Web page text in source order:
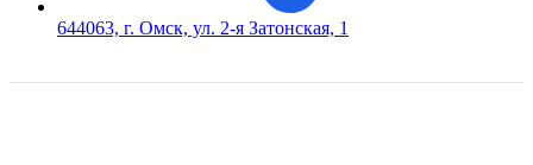
644063, г. Омск, ул. 2-я Затонская, 1